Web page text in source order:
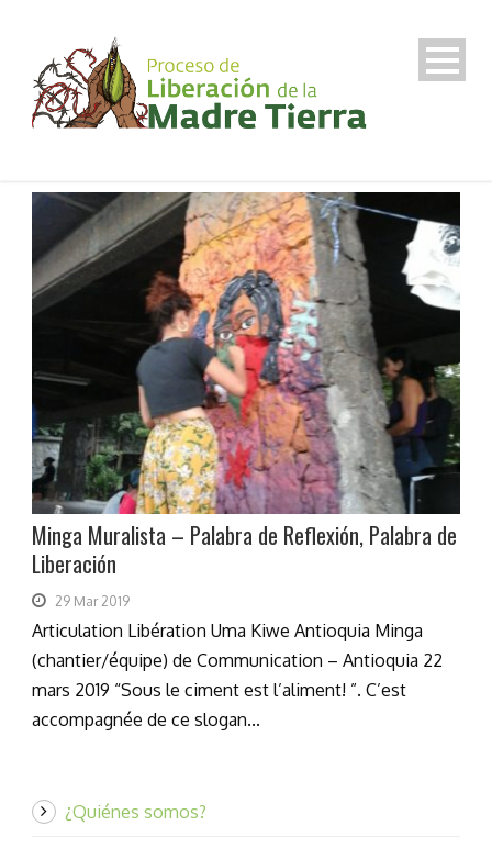
Minga Muralista – Palabra de Reflexión, Palabra de
Liberación
29 Mar 2019
Articulation Libération Uma Kiwe Antioquia Minga
(chantier/équipe) de Communication – Antioquia 22
mars 2019 “Sous le ciment est l’aliment! ”. C’est
accompagnée de ce slogan...
¿Quiénes somos?